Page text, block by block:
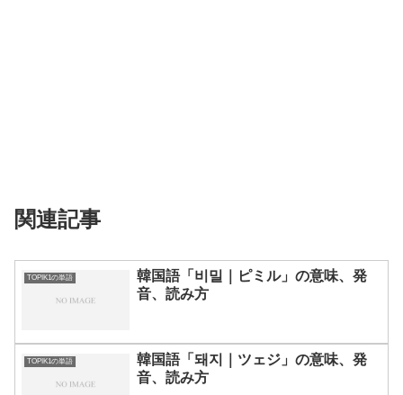
関連記事
TOPIK1の単語
韓国語「비밀｜ピミル」の意味、発
音、読み方
TOPIK1の単語
韓国語「돼지｜ツェジ」の意味、発
音、読み方